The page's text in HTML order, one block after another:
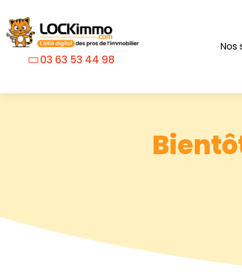
03 63 53 44 98
Nos